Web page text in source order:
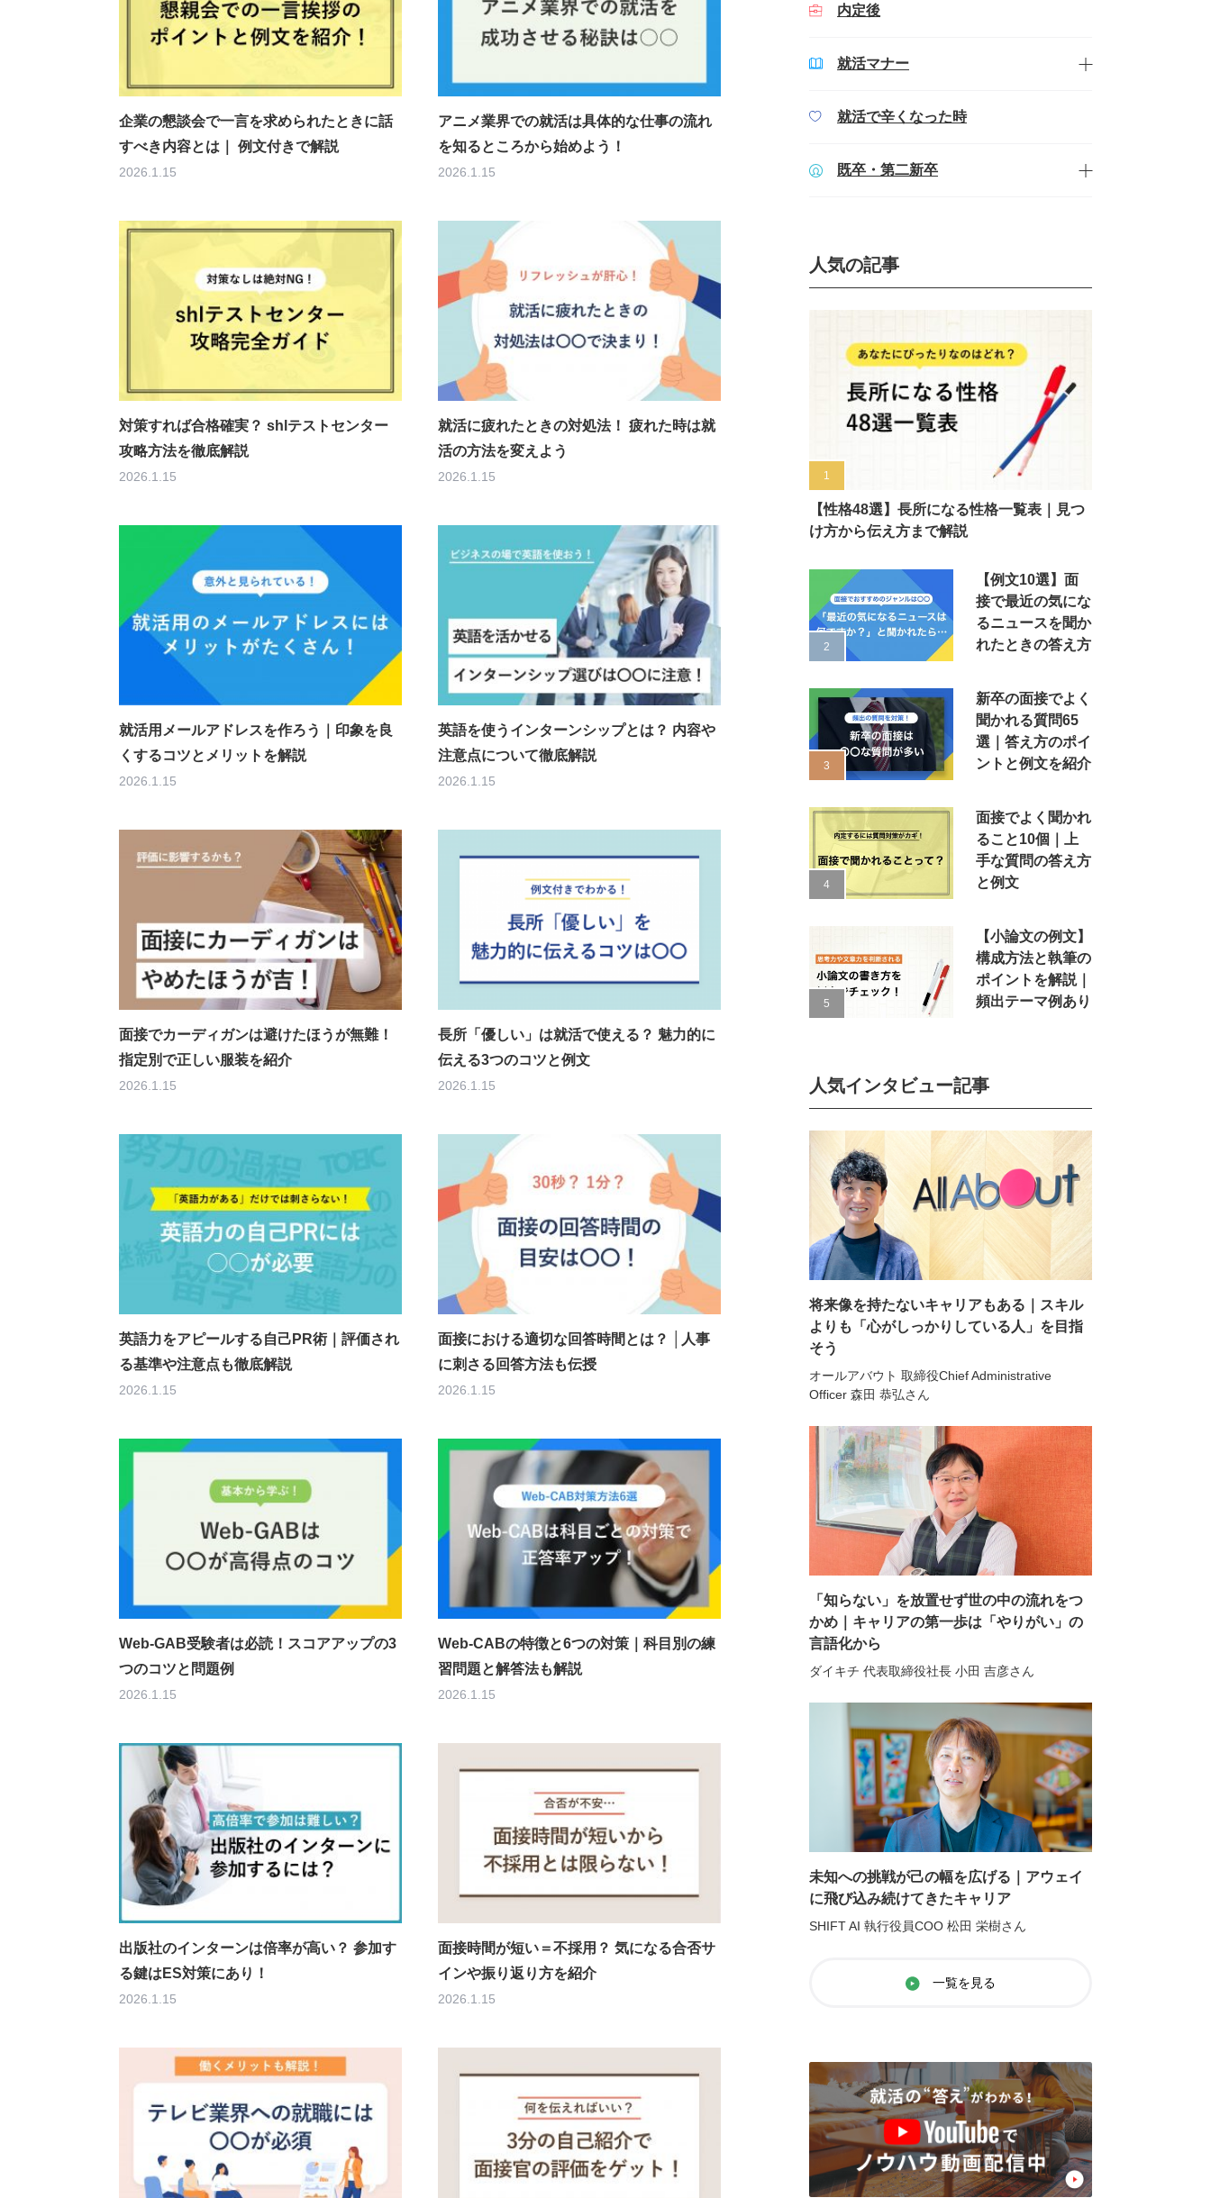
企業の懇談会で一言を求められたときに話
すべき内容とは｜ 例文付きで解説
2026.1.15
アニメ業界での就活は具体的な仕事の流れ
を知るところから始めよう！
2026.1.15
対策すれば合格確実？ shlテストセンター
攻略方法を徹底解説
2026.1.15
就活に疲れたときの対処法！ 疲れた時は就
活の方法を変えよう
2026.1.15
就活用メールアドレスを作ろう｜印象を良
くするコツとメリットを解説
2026.1.15
英語を使うインターンシップとは？ 内容や
注意点について徹底解説
2026.1.15
面接でカーディガンは避けたほうが無難！
指定別で正しい服装を紹介
2026.1.15
長所「優しい」は就活で使える？ 魅力的に
伝える3つのコツと例文
2026.1.15
英語力をアピールする自己PR術｜評価され
る基準や注意点も徹底解説
2026.1.15
面接における適切な回答時間とは？ │人事
に刺さる回答方法も伝授
2026.1.15
Web-GAB受験者は必読！スコアアップの3
つのコツと問題例
2026.1.15
Web-CABの特徴と6つの対策｜科目別の練
習問題と解答法も解説
2026.1.15
出版社のインターンは倍率が高い？ 参加す
る鍵はES対策にあり！
2026.1.15
面接時間が短い＝不採用？ 気になる合否サ
インや振り返り方を紹介
2026.1.15
内定後
就活マナー
就活で辛くなった時
既卒・第二新卒
人気の記事
【性格48選】長所になる性格一覧表｜見つ
け方から伝え方まで解説
【例文10選】面
接で最近の気にな
るニュースを聞か
れたときの答え方
新卒の面接でよく
聞かれる質問65
選｜答え方のポイ
ントと例文を紹介
面接でよく聞かれ
ること10個｜上
手な質問の答え方
と例文
【小論文の例文】
構成方法と執筆の
ポイントを解説｜
頻出テーマ例あり
人気インタビュー記事
将来像を持たないキャリアもある｜スキル
よりも「心がしっかりしている人」を目指
そう
オールアバウト 取締役Chief Administrative
Officer 森田 恭弘さん
「知らない」を放置せず世の中の流れをつ
かめ｜キャリアの第一歩は「やりがい」の
言語化から
ダイキチ 代表取締役社長 小田 吉彦さん
未知への挑戦が己の幅を広げる｜アウェイ
に飛び込み続けてきたキャリア
SHIFT AI 執行役員COO 松田 栄樹さん
一覧を見る